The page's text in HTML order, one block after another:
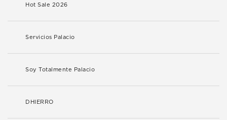
Hot Sale 2026
Servicios Palacio
Soy Totalmente Palacio
DHIERRO